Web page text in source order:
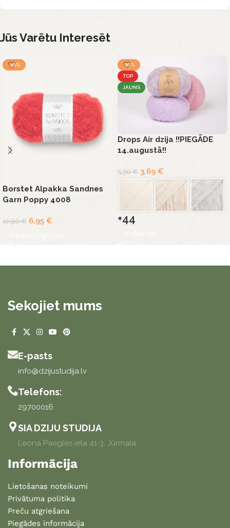
Jūs Varētu Interesēt
-46%
Borstet Alpakka Sandnes
Garn Poppy 4008
12,90€ 6,95 €
Pievienot grozam
-30%
TOP
JAUNS
Drops Air dzija !!PIEGĀDE
14.augustā!!
5,30€ 3,69€
+44
Izvēlieties
Sekojiet mums
E-pasts
info@dzijustudija.lv
Telefons:
29700016
SIA DZIJU STUDIJA
Leona Paegles iela 41-3, Jūrmala
Informācija
Lietošanas noteikumi
Privātuma politika
Preču atgriešana
Piegādes informācija